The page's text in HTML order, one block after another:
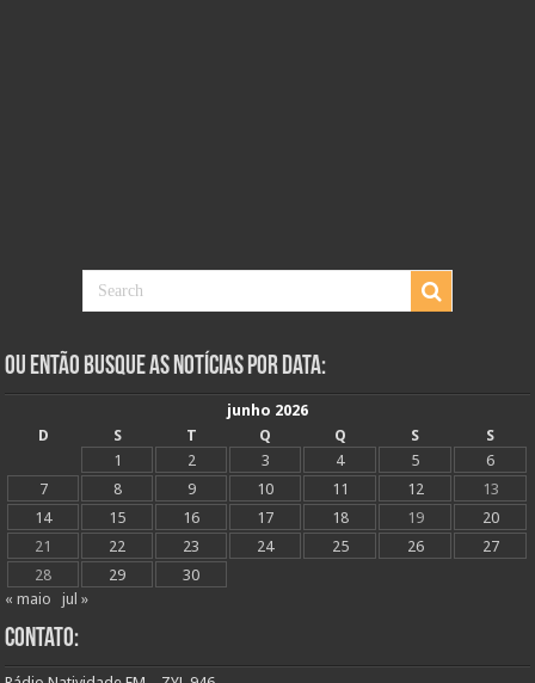
Ou Então Busque as Notícias Por Data:
junho 2026
D
S T Q Q S
S
1
2 3 4 5
6
7
8 9 10 11 12
13
14
15 16 17 18 19
20
21
22 23 24 25 26
27
28
29
30
« maio
jul »
Contato: